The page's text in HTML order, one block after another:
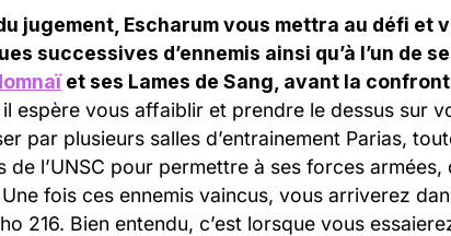
jugement, Escharum vous mettra au défi et
successives d’ennemis ainsi qu’à l’un de
et ses Lames de Sang, avant la
espère vous affaiblir et prendre le dessus sur
par plusieurs salles d’entrainement Parias,
l’UNSC pour permettre à ses forces armées,
fois ces ennemis vaincus, vous arriverez
216. Bien entendu, c’est lorsque vous